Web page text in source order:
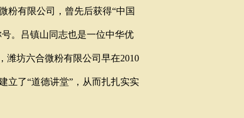
粉有限公司，曾先后获得“中国
。吕镇山同志也是一位中华优
潍坊六合微粉有限公司早在2010
立了“道德讲堂”，从而扎扎实实